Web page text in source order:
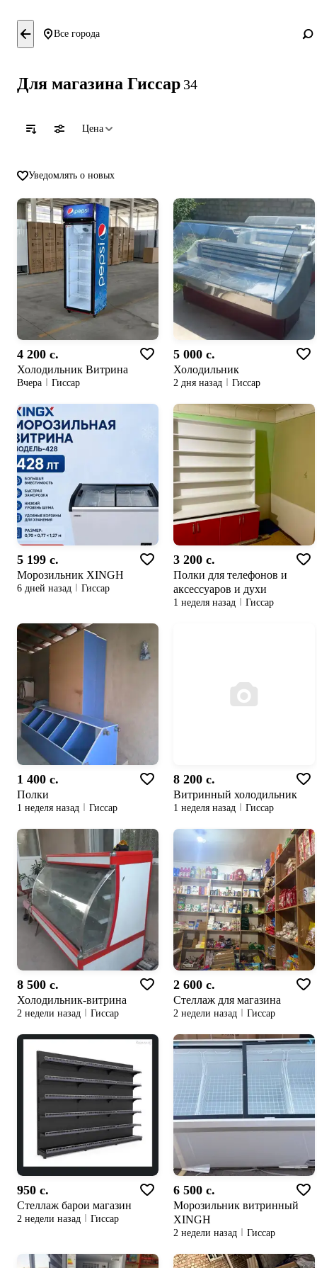
Все города
Для магазина Гиссар 34
Цена
Уведомлять о новых
4 200 c.
Холодильник Витрина
Вчера Гиссар
5 000 c.
Холодильник
2 дня назад Гиссар
5 199 c.
Морозильник XINGH
6 дней назад Гиссар
3 200 c.
Полки для телефонов и
аксессуаров и духи
1 неделя назад Гиссар
1 400 c.
Полки
1 неделя назад Гиссар
8 200 c.
Витринный холодильник
1 неделя назад Гиссар
8 500 c.
Холодильник-витрина
2 недели назад Гиссар
2 600 c.
Стеллаж для магазина
2 недели назад Гиссар
950 c.
Стеллаж барои магазин
2 недели назад Гиссар
6 500 c.
Морозильник витринный
XINGH
2 недели назад Гиссар